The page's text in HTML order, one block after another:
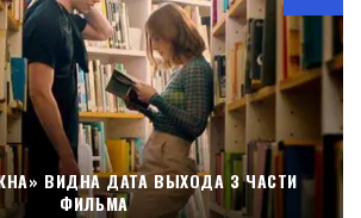
ВИДНА ДАТА ВЫХОДА 3 ЧАСТИ
ФИЛЬМА